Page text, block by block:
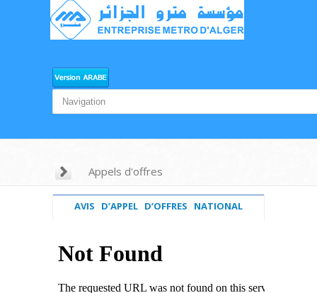
Appels d'offres
AVIS D’APPEL D’OFFRES NATIONAL